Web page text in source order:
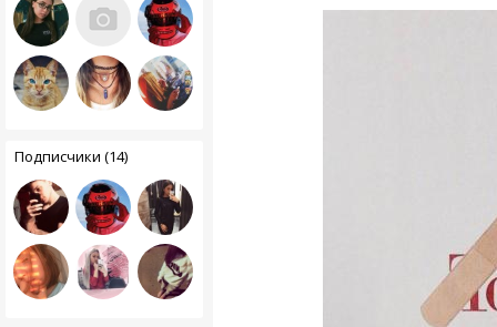
Подписчики (14)